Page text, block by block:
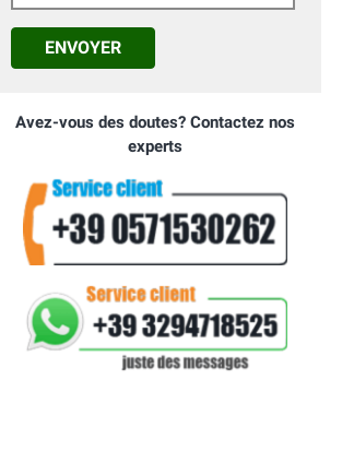
ENVOYER
Avez-vous des doutes? Contactez nos
experts